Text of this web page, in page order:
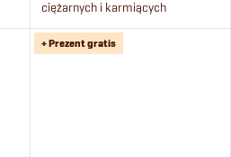
ciężarnych i karmiących
wszystkich ras.
+ Prezent gratis